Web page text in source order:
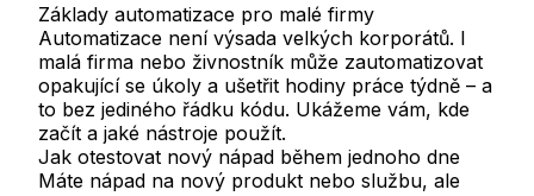
Základy automatizace pro malé firmy
Automatizace není výsada velkých korporátů. I
malá firma nebo živnostník může zautomatizovat
opakující se úkoly a ušetřit hodiny práce týdně – a
to bez jediného řádku kódu. Ukážeme vám, kde
začít a jaké nástroje použít.
Jak otestovat nový nápad během jednoho dne
Máte nápad na nový produkt nebo službu, ale